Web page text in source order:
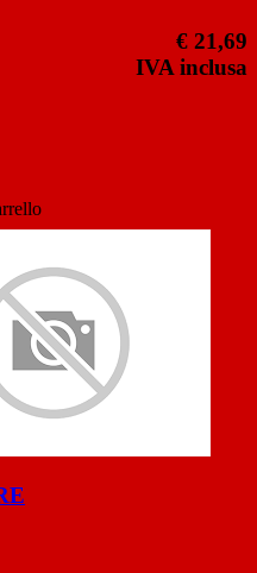
€ 21,69
IVA inclusa